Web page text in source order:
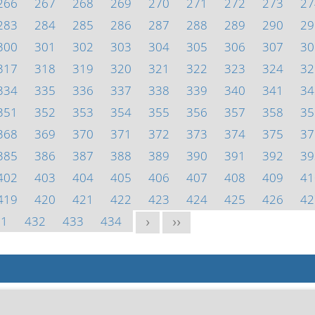
284 285 286 287 288 289 290
301 302 303 304 305 306 307
318 319 320 321 322 323 324
335 336 337 338 339 340 341
352 353 354 355 356 357 358
369 370 371 372 373 374 375
386 387 388 389 390 391 392
403 404 405 406 407 408 409
420 421 422 423 424 425 426
432 433 434 > >>